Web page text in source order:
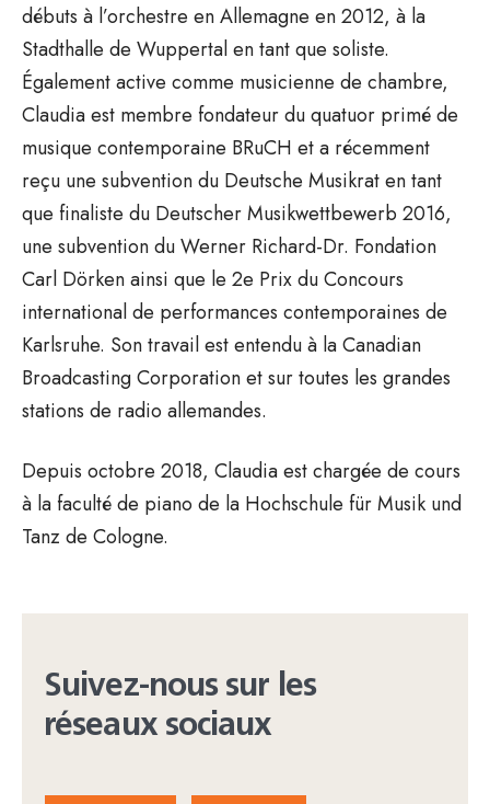
débuts à l’orchestre en Allemagne en 2012, à la
Stadthalle de Wuppertal en tant que soliste.
Également active comme musicienne de chambre,
Claudia est membre fondateur du quatuor primé de
musique contemporaine BRuCH et a récemment
reçu une subvention du Deutsche Musikrat en tant
que finaliste du Deutscher Musikwettbewerb 2016,
une subvention du Werner Richard-Dr. Fondation
Carl Dörken ainsi que le 2e Prix du Concours
international de performances contemporaines de
Karlsruhe. Son travail est entendu à la Canadian
Broadcasting Corporation et sur toutes les grandes
stations de radio allemandes.
Depuis octobre 2018, Claudia est chargée de cours
à la faculté de piano de la Hochschule für Musik und
Tanz de Cologne.
Suivez-nous sur les
réseaux sociaux